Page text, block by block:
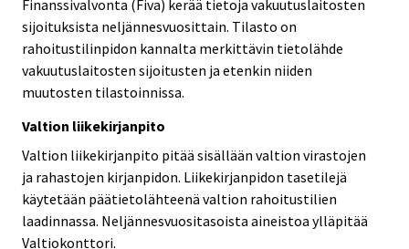
Finanssivalvonta (Fiva) kerää tietoja vakuutuslaitosten
sijoituksista neljännesvuosittain. Tilasto on
rahoitustilinpidon kannalta merkittävin tietolähde
vakuutuslaitosten sijoitusten ja etenkin niiden
muutosten tilastoinnissa.
Valtion liikekirjanpito
Valtion liikekirjanpito pitää sisällään valtion virastojen
ja rahastojen kirjanpidon. Liikekirjanpidon tasetilejä
käytetään päätietolähteenä valtion rahoitustilien
laadinnassa. Neljännesvuositasoista aineistoa ylläpitää
Valtiokonttori.